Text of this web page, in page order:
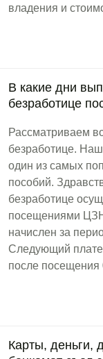
владения и
В какие дни
безработице
Рассматриваем
безработице.
один из самых
пособий.
безработице
посещениями
начислен за
Следующий
после посещения
Карты, деньги,